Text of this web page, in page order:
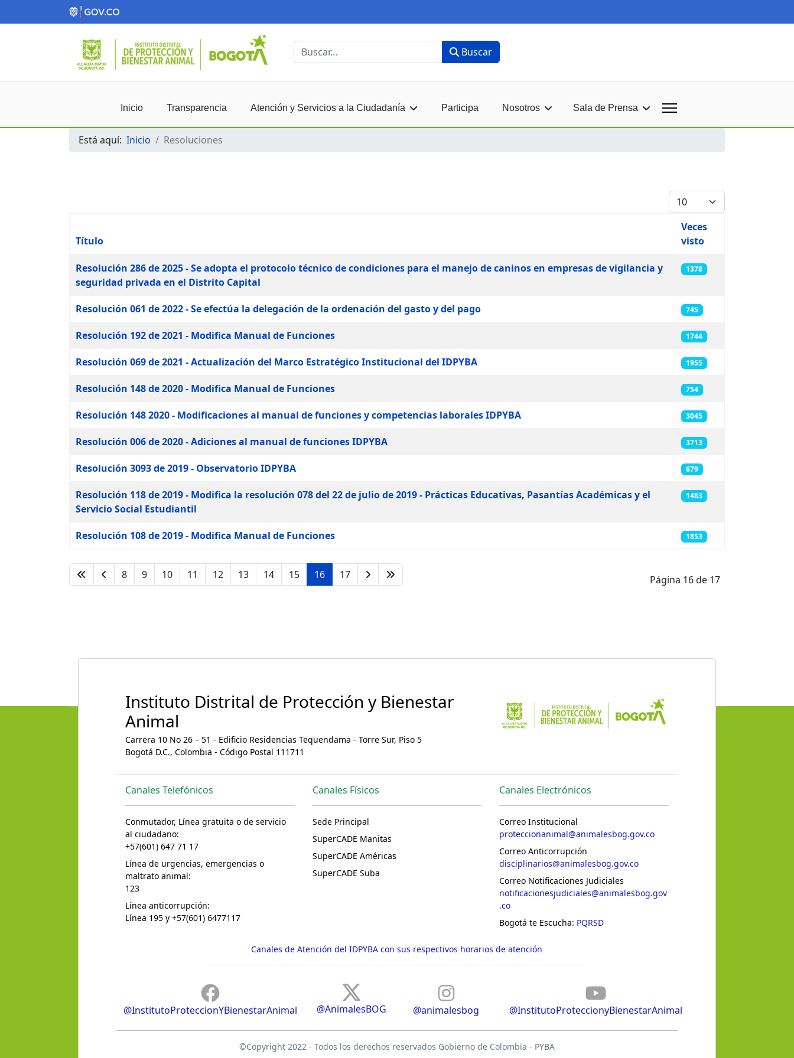
Buscar Buscar
Inicio Transparencia Atención y Servicios a la Ciudadanía Participa Nosotros Sala de Prensa
Está aquí: Inicio Resoluciones
Cantidad
Título
Veces
visto
Resolución 286 de 2025 - Se adopta el protocolo técnico de condiciones para el manejo de caninos en empresas de vigilancia y
seguridad privada en el Distrito Capital
1378
Resolución 061 de 2022 - Se efectúa la delegación de la ordenación del gasto y del pago 745
Resolución 192 de 2021 - Modifica Manual de Funciones 1744
Resolución 069 de 2021 - Actualización del Marco Estratégico Institucional del IDPYBA 1955
Resolución 148 de 2020 - Modifica Manual de Funciones 754
Resolución 148 2020 - Modificaciones al manual de funciones y competencias laborales IDPYBA 3045
Resolución 006 de 2020 - Adiciones al manual de funciones IDPYBA 3713
Resolución 3093 de 2019 - Observatorio IDPYBA 679
Resolución 118 de 2019 - Modifica la resolución 078 del 22 de julio de 2019 - Prácticas Educativas, Pasantías Académicas y el
Servicio Social Estudiantil
1483
Resolución 108 de 2019 - Modifica Manual de Funciones 1853
Página 16 de 17
8 9 10 11 12 13 14 15 16 17
Instituto Distrital de Protección y Bienestar
Animal
Carrera 10 No 26 – 51 - Edificio Residencias Tequendama - Torre Sur, Piso 5
Bogotá D.C., Colombia - Código Postal 111711
Canales Telefónicos
Conmutador, Línea gratuita o de servicio
al ciudadano:
+57(601) 647 71 17
Línea de urgencias, emergencias o
maltrato animal:
123
Línea anticorrupción:
Línea 195 y +57(601) 6477117
Canales Físicos
Sede Principal
SuperCADE Manitas
SuperCADE Américas
SuperCADE Suba
Canales Electrónicos
Correo Institucional
proteccionanimal@animalesbog.gov.co
Correo Anticorrupción
disciplinarios@animalesbog.gov.co
Correo Notificaciones Judiciales
notificacionesjudiciales@animalesbog.gov
.co
Bogotá te Escucha: PQRSD
Canales de Atención del IDPYBA con sus respectivos horarios de atención
@InstitutoProteccionYBienestarAnimal @AnimalesBOG @animalesbog @InstitutoProteccionyBienestarAnimal
©Copyright 2022 - Todos los derechos reservados Gobierno de Colombia - PYBA